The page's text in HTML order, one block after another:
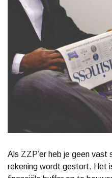
Als ZZP’er heb je geen vast
rekening wordt gestort. Het